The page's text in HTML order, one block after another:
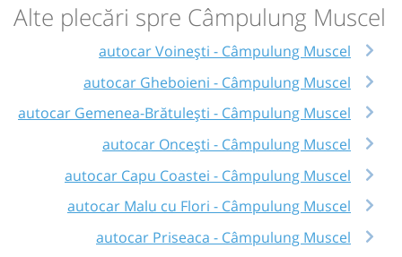
Alte plecări spre Câmpulung Muscel
autocar Voinești - Câmpulung Muscel
autocar Gheboieni - Câmpulung Muscel
autocar Gemenea-Brătulești - Câmpulung Muscel
autocar Oncești - Câmpulung Muscel
autocar Capu Coastei - Câmpulung Muscel
autocar Malu cu Flori - Câmpulung Muscel
autocar Priseaca - Câmpulung Muscel